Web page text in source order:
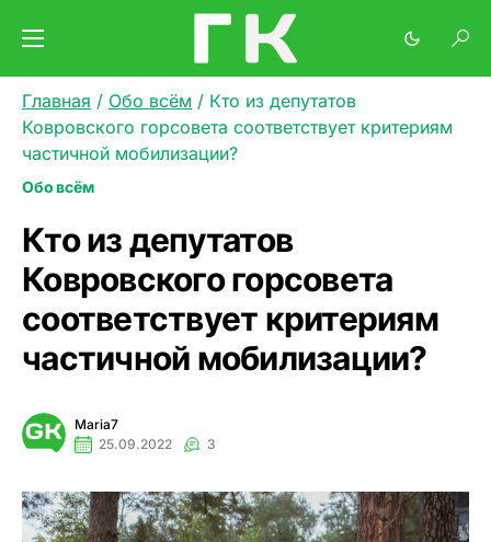
Главная / Обо всём / Кто из депутатов
Ковровского горсовета соответствует критериям
частичной мобилизации?
Обо всём
Кто из депутатов
Ковровского горсовета
соответствует критериям
частичной мобилизации?
Maria7
25.09.2022
3